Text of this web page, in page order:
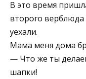
В это время
второго верблюда
уехали.
Мама меня дома
— Что же ты
шапки!